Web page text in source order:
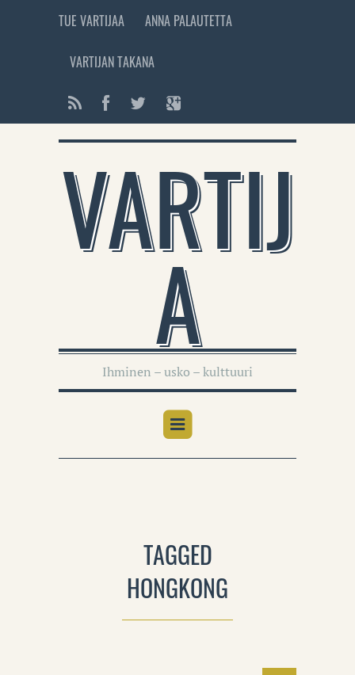
TUE VARTIJAA ANNA PALAUTETTA
VARTIJAN TAKANA
VARTIJ
A
Ihminen – usko – kulttuuri
TAGGED
HONGKONG